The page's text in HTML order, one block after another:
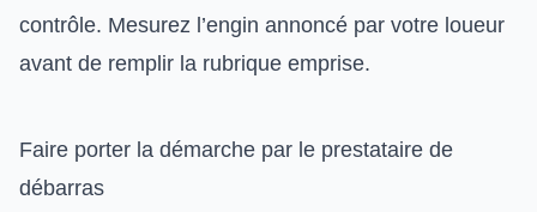
contrôle. Mesurez l’engin annoncé par votre loueur
avant de remplir la rubrique emprise.
Faire porter la démarche par le prestataire de
débarras